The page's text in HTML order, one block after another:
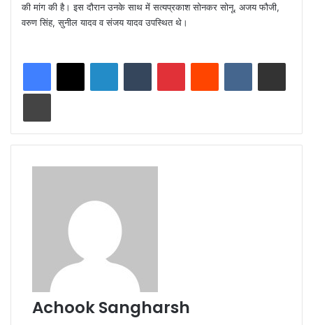
की मांग की है। इस दौरान उनके साथ में सत्यप्रकाश सोनकर सोनू, अजय फौजी,
वरुण सिंह, सुनील यादव व संजय यादव उपस्थित थे।
LinkedInTumblr PinterestReddit VKontakteShare via Email
Print
Achook Sangharsh